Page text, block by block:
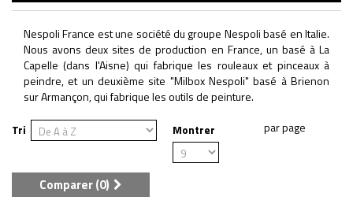
Nespoli France est une société du groupe Nespoli basé en Italie.
Nous avons deux sites de production en France, un basé à La
Capelle (dans l'Aisne) qui fabrique les rouleaux et pinceaux à
peindre, et un deuxième site "Milbox Nespoli" basé à Brienon
sur Armançon, qui fabrique les outils de peinture.
Tri
Montrer
Comparer (0)